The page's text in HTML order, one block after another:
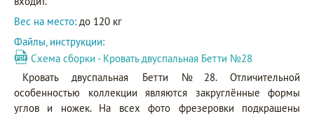
Вес на место: до 120 кг
Файлы, инструкции:
Схема сборки - Кровать двуспальная Бетти №28
Кровать двуспальная Бетти №28. Отличительной
особенностью коллекции являются закруглённые формы
углов и ножек. На всех фото фрезеровки подкрашены